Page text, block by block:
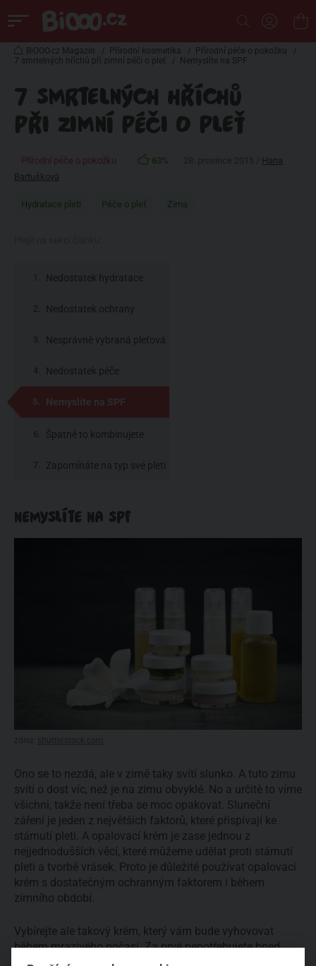
BiOOO.cz Magazin / Přírodní kosmetika / Přírodní péče o pokožku
/
7 smrtelných hříchů při zimní péči o pleť
/ Nemyslíte na SPF
7 SMRTELNÝCH HŘÍCHŮ
PŘI ZIMNÍ PÉČI O PLEŤ
Přírodní péče o pokožku 63%
Hana
Bartušková
Hydratace pleti Péče o pleť Zima
Nedostatek hydratace
Nedostatek ochrany
Nesprávně vybraná pleťová
péče
Nedostatek péče
Nemyslíte na SPF
Špatně to kombinujete
Zapomínáte na typ své pleti
NEMYSLÍTE NA SPF
Ono se to nezdá, ale v zimě taky svítí slunko. A tuto zimu
svítí o dost víc, než je na zimu obvyklé. No a určitě to víme
všichni, takže není třeba se moc opakovat. Sluneční
záření je jeden z největších faktorů, které přispívají ke
stárnutí pleti. A opalovací krém je zase jednou z
nejjednodušších věcí, které můžeme udělat proti stárnutí
pleti a tvorbě vrásek. Proto je důležité používat opalovací
krém s dostatečným ochranným faktorem i během
zimního období.
Vybírejte ale takový krém, který vám bude vyhovovat
během mrazivého počasí. Za prvé nepotřebujete hned
maximálníSPF ochranu
, stačí, když sáhnete po SPF 10